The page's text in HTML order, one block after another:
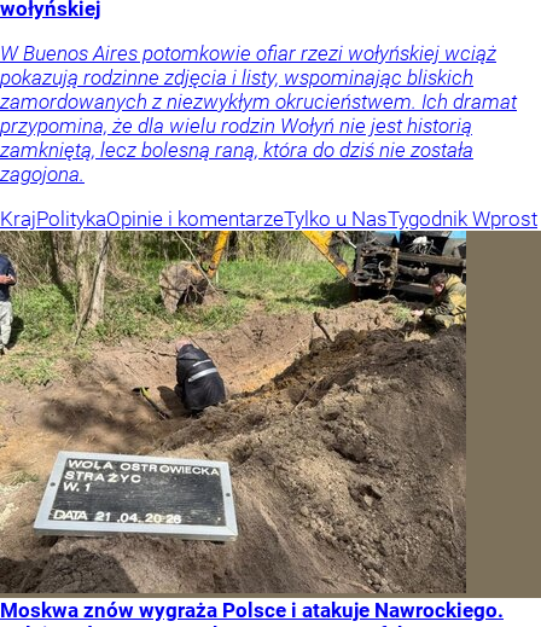
wołyńskiej
W Buenos Aires potomkowie ofiar rzezi wołyńskiej wciąż
pokazują rodzinne zdjęcia i listy, wspominając bliskich
zamordowanych z niezwykłym okrucieństwem. Ich dramat
przypomina, że dla wielu rodzin Wołyń nie jest historią
zamkniętą, lecz bolesną raną, która do dziś nie została
zagojona.
KrajPolitykaOpinie i komentarzeTylko u NasTygodnik Wprost
Moskwa znów wygraża Polsce i atakuje Nawrockiego.